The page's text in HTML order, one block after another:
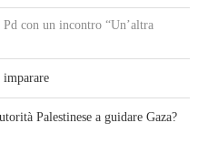
con un incontro “Un’altra
Palestinese a guidare Gaza?